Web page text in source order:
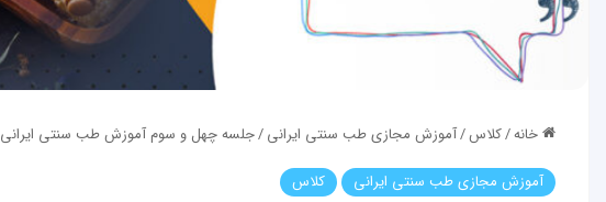
خانه/کلاس/آموزش مجازی طب سنتی ایرانی/جلسه چهل و سوم آموزش طب سنتی ایرانی
آموزش مجازی طب سنتی ایرانی کلاس